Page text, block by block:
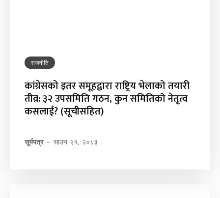
राजनीति
कांग्रेसको इतर समूहद्वारा राष्ट्रिय भेलाको तयारी
तीव्र: ३२ उपसमिति गठन, कुन समितिको नेतृत्व
कसलाई? (सूचीसहित)
सूर्यपत्र - साउन २१, २०८३